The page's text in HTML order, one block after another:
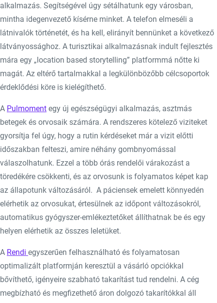
alkalmazás. Segítségével úgy sétálhatunk egy városban,
mintha idegenvezető kísérne minket. A telefon elmeséli a
látnivalók történetét, és ha kell, elirányít bennünket a következő
látványossághoz. A turisztikai alkalmazásnak indult fejlesztés
mára egy „location based storytelling” platformmá nőtte ki
magát. Az eltérő tartalmakkal a legkülönbözőbb célcsoportok
érdeklődési köre is kielégíthető.
A Pulmoment egy új egészségügyi alkalmazás, asztmás
betegek és orvosaik számára. A rendszeres kötelező viziteket
gyorsítja fel úgy, hogy a rutin kérdéseket már a vizit előtti
időszakban felteszi, amire néhány gombnyomással
válaszolhatunk. Ezzel a több órás rendelői várakozást a
töredékére csökkenti, és az orvosunk is folyamatos képet kap
az állapotunk változásáról. A páciensek emelett könnyedén
elérhetik az orvosukat, értesülnek az időpont változásokról,
automatikus gyógyszer-emlékeztetőket állíthatnak be és egy
helyen elérhetik az összes leletüket.
A Rendi egyszerűen felhasználható és folyamatosan
optimalizált platformján keresztül a vásárló opciókkal
bővíthető, igényeire szabható takarítást tud rendelni. A cég
megbízható és megfizethető áron dolgozó takarítókkal áll